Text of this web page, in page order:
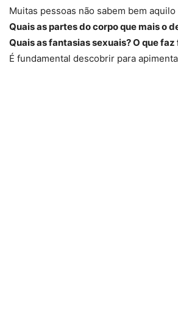
Muitas pessoas não sabem bem
Quais as partes do corpo que mais o
Quais as fantasias sexuais? O que
É fundamental descobrir para